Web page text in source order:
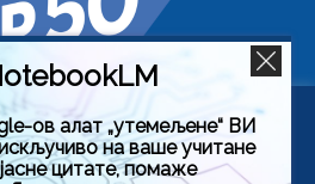
овој веб страници да бисмо вам
нашег сајта тако што
поставке. Кликом на
ов алат „утемељене“ ВИ
на ваше учитане
цитате, помаже